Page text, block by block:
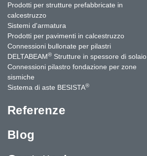
Prodotti per strutture prefabbricate in
calcestruzzo
Sistemi d'armatura
Prodotti per pavimenti in calcestruzzo
Connessioni bullonate per pilastri
DELTABEAM® Strutture in spessore di solaio
Connessioni pilastro fondazione per zone
sismiche
Sistema di aste BESISTA®
Referenze
Blog